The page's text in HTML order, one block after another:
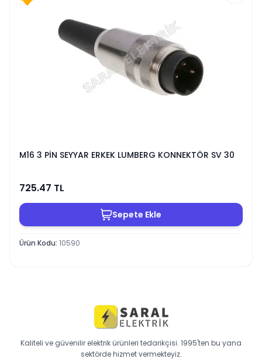
M16 3 PİN SEYYAR ERKEK LUMBERG KONNEKTÖR SV 30
725.47 TL
Sepete Ekle
Ürün Kodu: 10590
Kaliteli ve güvenilir elektrik ürünleri tedarikçisi. 1995'ten bu yana
sektörde hizmet vermekteyiz.